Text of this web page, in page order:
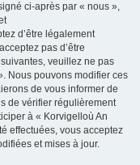
ci-après par « nous »,
d’être légalement
pas d’être
veuillez ne pas
Nous pouvons modifier ces
de vous informer de
de vérifier régulièrement
à « Korvigelloù An
effectuées, vous acceptez
et mises à jour.